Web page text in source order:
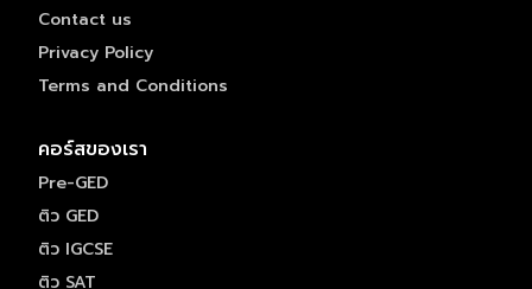
Contact us
Privacy Policy
Terms and Conditions
คอร์สของเรา
Pre-GED
ติว GED
ติว IGCSE
ติว SAT